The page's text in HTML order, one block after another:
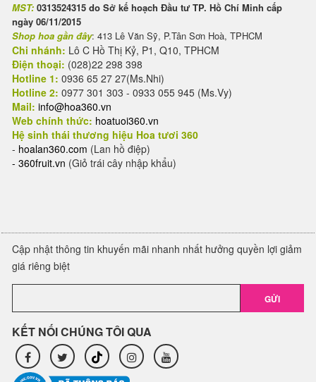
MST: 0313524315 do Sở kế hoạch Đầu tư TP. Hồ Chí Minh cấp
ngày 06/11/2015
Shop hoa gần đây: 413 Lê Văn Sỹ, P.Tân Sơn Hoà, TPHCM
Chi nhánh: Lô C Hồ Thị Kỷ, P1, Q10, TPHCM
Điện thoại: (028)22 298 398
Hotline 1: 0936 65 27 27(Ms.Nhi)
Hotline 2: 0977 301 303 - 0933 055 945 (Ms.Vy)
Mail: info@hoa360.vn
Web chính thức: hoatuoi360.vn
Hệ sinh thái thương hiệu Hoa tươi 360
- hoalan360.com (Lan hồ điệp)
- 360fruit.vn (Giỏ trái cây nhập khẩu)
Cập nhật thông tin khuyến mãi nhanh nhất hưởng quyền lợi giảm
giá riêng biệt
GỬI
KẾT NỐI CHÚNG TÔI QUA